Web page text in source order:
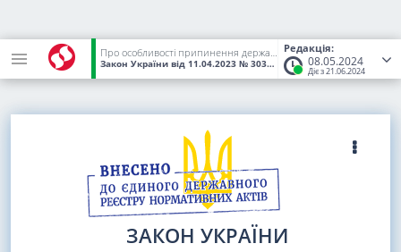
Редакція:
08.05.2024
Діє з 21.06.2024
Про особливості припинення державних підприємств за рішенням Фонду державного майна України
Закон України від 11.04.2023 № 3037-IX (Статус:Чинний)
ЗАКОН УКРАЇНИ